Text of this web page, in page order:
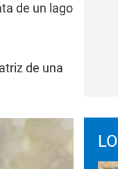
de un lago
de una